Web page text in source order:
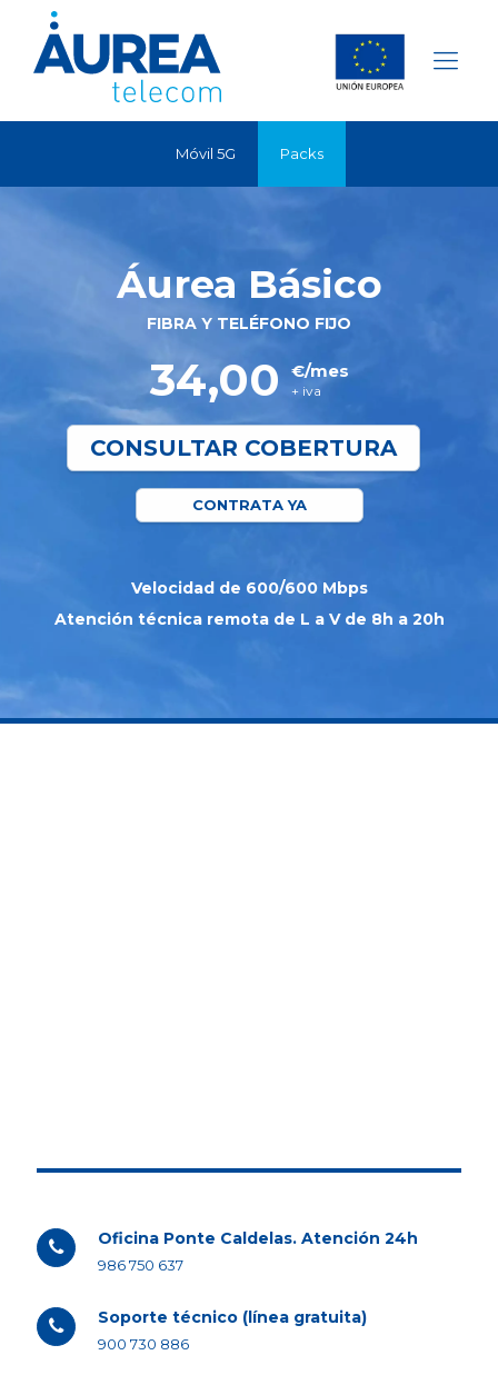
Móvil 5G Packs
Áurea Básico
FIBRA Y TELÉFONO FIJO
34,00 €/mes
+ iva
CONSULTAR COBERTURA
CONTRATA YA
Velocidad de 600/600 Mbps
Atención técnica remota de L a V de 8h a 20h
Oficina Ponte Caldelas. Atención 24h
986 750 637
Soporte técnico (línea gratuita)
900 730 886